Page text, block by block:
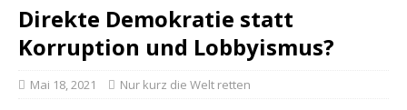
Direkte Demokratie statt
Korruption und Lobbyismus?
Mai 18, 2021 Nur kurz die Welt retten